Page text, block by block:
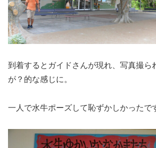
到着するとガイドさんが現れ、写真撮ら
が？的な感じに。
一人で水牛ポーズして恥ずかしかったで